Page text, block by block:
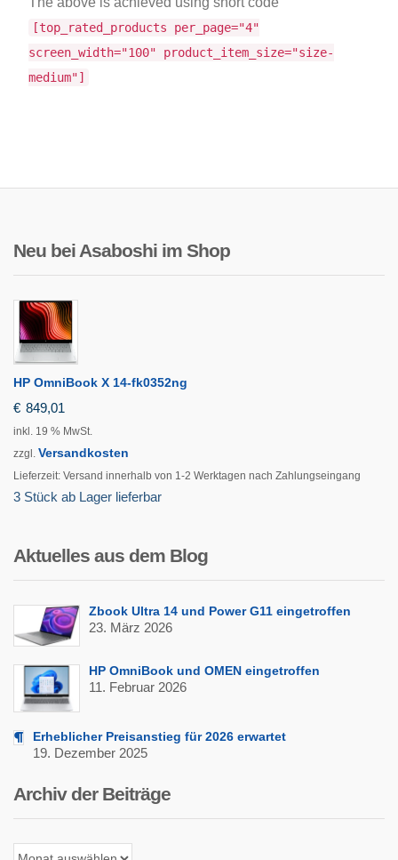
[top_rated_products per_page="4"
screen_width="100" product_item_size="size-
medium"]
Neu bei Asaboshi im Shop
HP OmniBook X 14-fk0352ng
€ 849,01
inkl. 19 % MwSt.
zzgl. Versandkosten
Lieferzeit: Versand innerhalb von 1-2 Werktagen nach Zahlungseingang
3 Stück ab Lager lieferbar
Aktuelles aus dem Blog
Zbook Ultra 14 und Power G11 eingetroffen
23. März 2026
HP OmniBook und OMEN eingetroffen
11. Februar 2026
Erheblicher Preisanstieg für 2026 erwartet
19. Dezember 2025
Archiv der Beiträge
Archiv